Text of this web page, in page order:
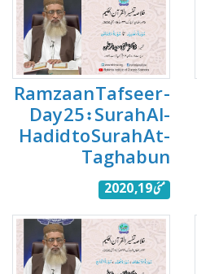
Ramzaan Tafseer -
Day 25 : Surah Al-
Hadid to Surah At-
Taghabun
مئی 19, 2020